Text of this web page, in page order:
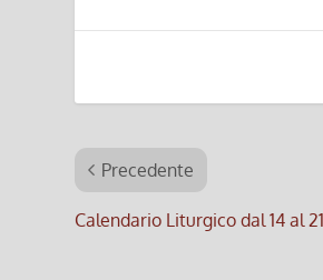
Precedente
Calendario Liturgico dal 14 al